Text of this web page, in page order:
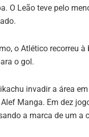
O Leão teve pelo
o Atlético recorreu
o gol.
invadir a área
Manga. Em dez
a marca de um a